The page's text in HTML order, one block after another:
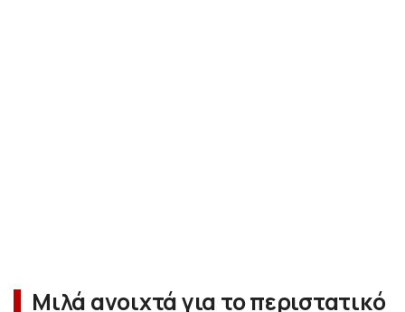
Μιλά ανοιχτά για το περιστατικό